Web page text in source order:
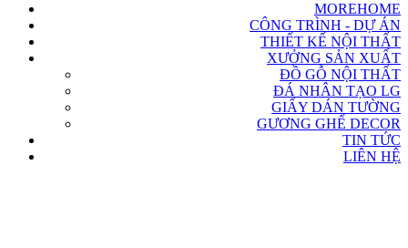
MOREHOME
CÔNG TRÌNH - DỰ ÁN
THIẾT KẾ NỘI THẤT
XƯỞNG SẢN XUẤT
ĐỒ GỖ NỘI THẤT
ĐÁ NHÂN TẠO LG
GIẤY DÁN TƯỜNG
GƯƠNG GHẾ DECOR
TIN TỨC
LIÊN HỆ